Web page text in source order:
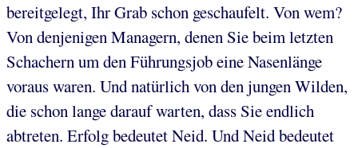
bereitgelegt, Ihr Grab schon geschaufelt. Von wem?
Von denjenigen Managern, denen Sie beim letzten
Schachern um den Führungsjob eine Nasenlänge
voraus waren. Und natürlich von den jungen Wilden,
die schon lange darauf warten, dass Sie endlich
abtreten. Erfolg bedeutet Neid. Und Neid bedeutet